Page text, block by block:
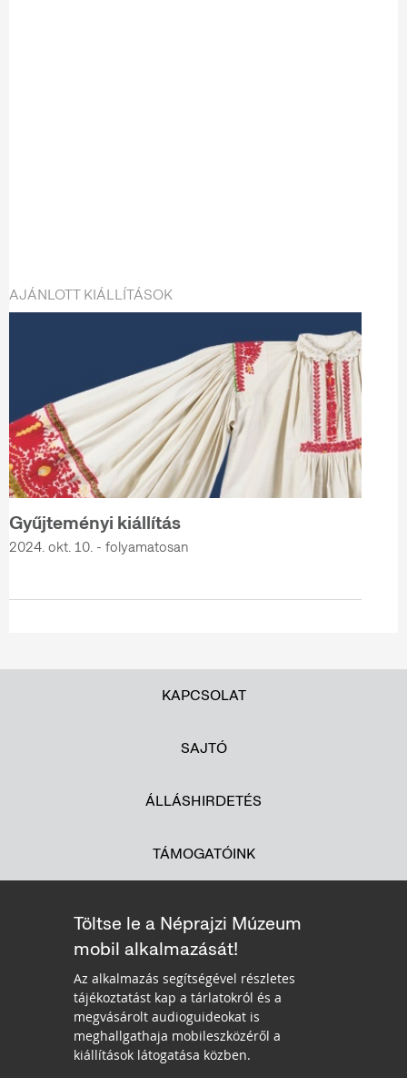
AJÁNLOTT KIÁLLÍTÁSOK
Gyűjteményi kiállítás
2024. okt. 10. - folyamatosan
KAPCSOLAT
SAJTÓ
ÁLLÁSHIRDETÉS
TÁMOGATÓINK
Töltse le a Néprajzi Múzeum
mobil alkalmazását!
Az alkalmazás segítségével részletes
tájékoztatást kap a tárlatokról és a
megvásárolt audioguideokat is
meghallgathaja mobileszközéről a
kiállítások látogatása közben.